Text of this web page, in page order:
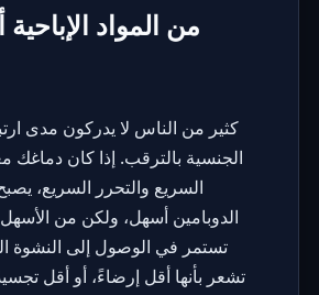
من المواد الإباحية
كثير من الناس لا يدركون مدى
الجنسية بالترقب. إذا كان دماغك
السريع والتحرر السريع،
الدوبامين أسهل، ولكن من
تستمر في الوصول إلى النشوة
تشعر بأنها أقل إرضاءً، أو أقل